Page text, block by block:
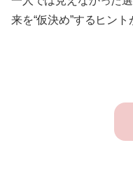
来を“仮決め”するヒント